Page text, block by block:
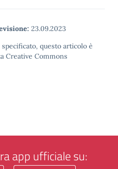
23.09.2023
questo articolo è
Creative Commons
app ufficiale su: